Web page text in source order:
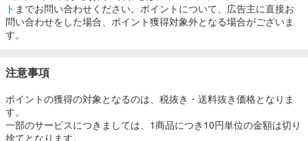
ト までお問い合わせください。ポイントについて、広告主に直接お
問い合わせをした場合、ポイント獲得対象外となる場合がございま
す。
注意事項
ポイントの獲得の対象となるのは、税抜き・送料抜き価格となりま
す。
一部のサービスにつきましては、1商品につき10円単位の金額は切り
捨てとなります。